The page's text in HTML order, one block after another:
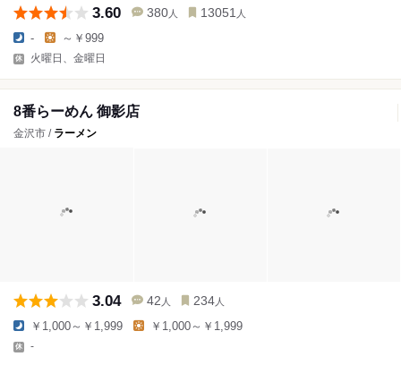
3.60 380 人 13051 人
- ～￥999
火曜日、金曜日
8番らーめん 御影店
金沢市 / ラーメン
3.04 42 人 234 人
￥1,000～￥1,999 ￥1,000～￥1,999
-